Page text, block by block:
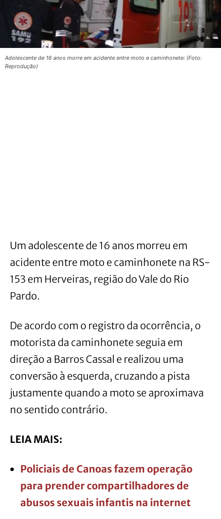
Adolescente de 16 anos morre em acidente entre moto e caminhonete: (Foto:
Reprodução)
Um adolescente de 16 anos morreu em
acidente entre moto e caminhonete na RS-
153 em Herveiras, região do Vale do Rio
Pardo.
De acordo com o registro da ocorrência, o
motorista da caminhonete seguia em
direção a Barros Cassal e realizou uma
conversão à esquerda, cruzando a pista
justamente quando a moto se aproximava
no sentido contrário.
LEIA MAIS:
Policiais de Canoas fazem operação
para prender compartilhadores de
abusos sexuais infantis na internet